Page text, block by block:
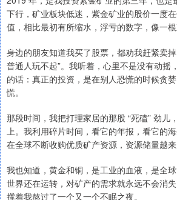
下行，矿业板块低迷，紫金矿业的股价一度
值，相比最初有所缩水，浮亏的数字，像一根
身边的朋友知道我买了股票，都劝我赶紧卖掉
普通人玩不起”。我听着，心里不是没有动摇
的话：真正的投资，是在别人恐慌的时候贪
慌。
那段时间，我把打理家居的那股 “死磕” 劲儿
上。我利用碎片时间，看它的年报，看它的
在全球不断收购优质矿产资源，资源储量越来
我也知道，黄金和铜，是工业的血液，是全
世界还在运转，对矿产的需求就永远不会消
撑着我熬过了一个又一个不眠之夜。